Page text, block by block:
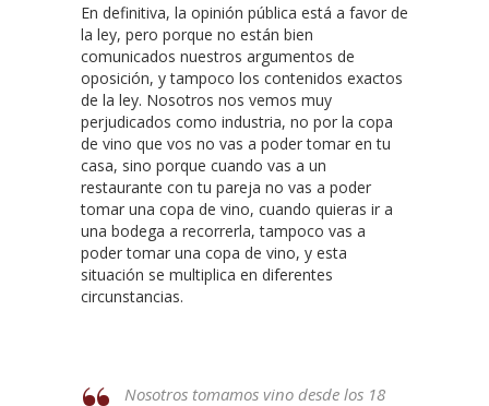
En definitiva, la opinión pública está a favor de
la ley, pero porque no están bien
comunicados nuestros argumentos de
oposición, y tampoco los contenidos exactos
de la ley. Nosotros nos vemos muy
perjudicados como industria, no por la copa
de vino que vos no vas a poder tomar en tu
casa, sino porque cuando vas a un
restaurante con tu pareja no vas a poder
tomar una copa de vino, cuando quieras ir a
una bodega a recorrerla, tampoco vas a
poder tomar una copa de vino, y esta
situación se multiplica en diferentes
circunstancias.
Nosotros tomamos vino desde los 18